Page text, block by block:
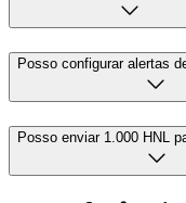
Posso configurar alertas
Posso enviar 1.000 HNL